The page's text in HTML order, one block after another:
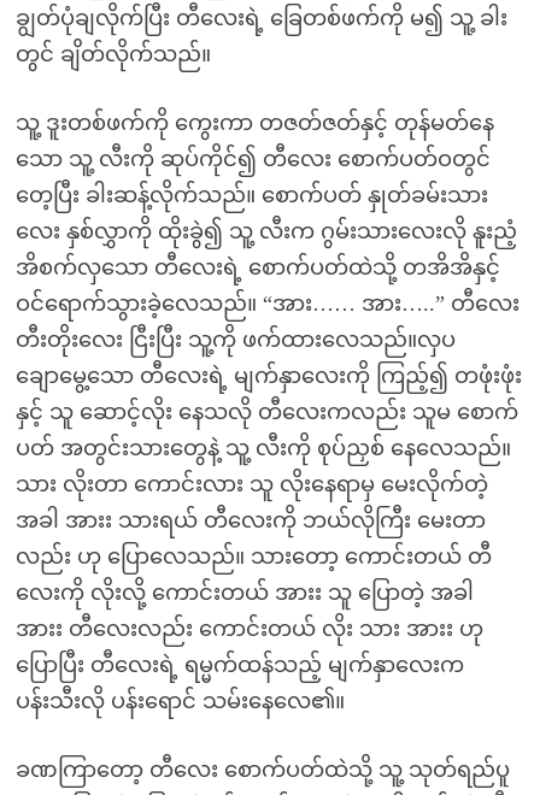
ချွတ်ပုံချလိုက်ပြီး တီလေးရဲ့ ခြေတစ်ဖက်ကို မ၍ သူ့ ခါး
တွင် ချိတ်လိုက်သည်။
သူ့ ဒူးတစ်ဖက်ကို ကွေးကာ တဇတ်ဇတ်နှင့် တုန်မတ်နေ
သော သူ့ လီးကို ဆုပ်ကိုင်၍ တီလေး စောက်ပတ်ဝတွင်
တေ့ပြီး ခါးဆန့်လိုက်သည်။ စောက်ပတ် နှုတ်ခမ်းသား
လေး နှစ်လွှာကို ထိုးခွဲ၍ သူ့ လီးက ဂွမ်းသားလေးလို နူးညံ့
အိစက်လှသော တီလေးရဲ့ စောက်ပတ်ထဲသို့ တအိအိနှင့်
ဝင်ရောက်သွားခဲ့လေသည်။ “အား…… အား…..” တီလေး
တီးတိုးလေး ငြီးပြီး သူ့ကို ဖက်ထားလေသည်။လှပ
ချောမွေ့သော တီလေးရဲ့ မျက်နှာလေးကို ကြည့်၍ တဖုံးဖုံး
နှင့် သူ ဆောင့်လိုး နေသလို တီလေးကလည်း သူမ စောက်
ပတ် အတွင်းသားတွေနဲ့ သူ့ လီးကို စုပ်ညှစ် နေလေသည်။
သား လိုးတာ ကောင်းလား သူ လိုးနေရာမှ မေးလိုက်တဲ့
အခါ အားး သားရယ် တီလေးကို ဘယ်လိုကြီး မေးတာ
လည်း ဟု ပြောလေသည်။ သားတော့ ကောင်းတယ် တီ
လေးကို လိုးလို့ ကောင်းတယ် အားး သူ ပြောတဲ့ အခါ
အားး တီလေးလည်း ကောင်းတယ် လိုး သား အားး ဟု
ပြောပြီး တီလေးရဲ့ ရမ္မက်ထန်သည့် မျက်နှာလေးက
ပန်းသီးလို ပန်းရောင် သမ်းနေလေ၏။
ခဏကြာတော့ တီလေး စောက်ပတ်ထဲသို့ သူ့ သုတ်ရည်ပူ